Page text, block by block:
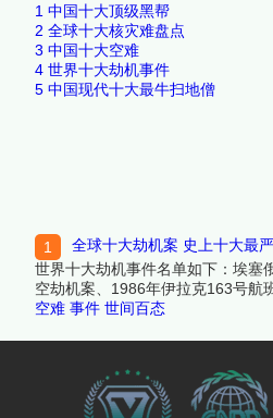
1 中国十大顶级黑帮
2 全球十大核灾难盘点
3 中国十大空难
4 世界十大劫机事件
5 中国现代十大最牛扫地僧
全球十大劫机案 史上十大最
世界十大劫机事件名单如下：埃塞
空劫机案、1986年伊拉克163号航
面请看榜单详细内容。
空难 事件 世间百态